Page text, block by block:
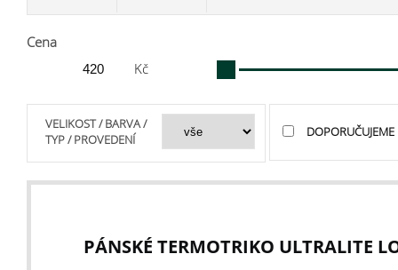
Cena
Kč
VELIKOST / BARVA /
TYP / PROVEDENÍ
DOPORUČUJEME
PÁNSKÉ TERMOTRIKO ULTRALITE